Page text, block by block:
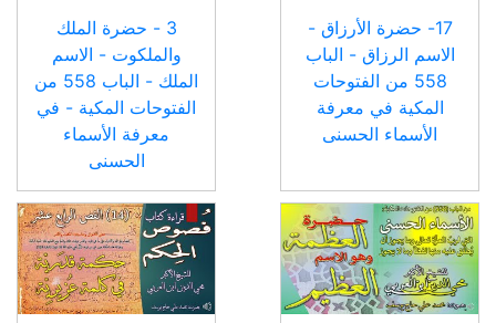
17- حضرة الأرزاق -
الاسم الرزاق - الباب
558 من الفتوحات
المكية في معرفة
الأسماء الحسنى
3 - حضرة الملك
والملكوت - الاسم
الملك - الباب 558 من
الفتوحات المكية - في
معرفة الأسماء
الحسنى